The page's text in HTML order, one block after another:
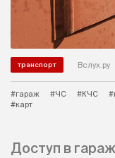
транспорт Вслух.ру
#гараж #ЧС #КЧС
#карт
Доступ в